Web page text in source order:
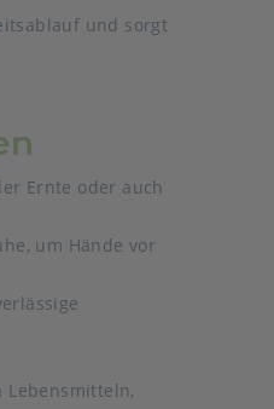
und sorgt
Ernte oder auch
um Hände vor